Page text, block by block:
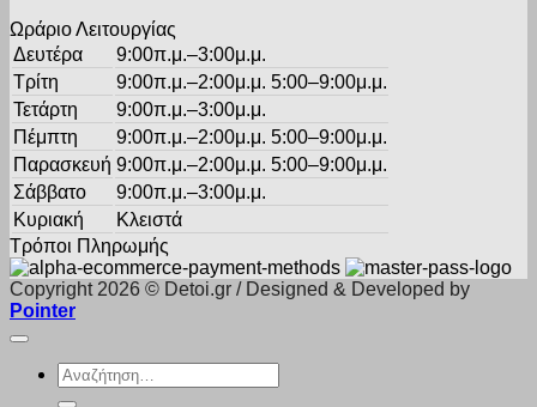
Ωράριο Λειτουργίας
Δευτέρα
9:00π.μ.–3:00μ.μ.
Τρίτη
9:00π.μ.–2:00μ.μ. 5:00–9:00μ.μ.
Τετάρτη
9:00π.μ.–3:00μ.μ.
Πέμπτη
9:00π.μ.–2:00μ.μ. 5:00–9:00μ.μ.
Παρασκευή 9:00π.μ.–2:00μ.μ. 5:00–9:00μ.μ.
Σάββατο
9:00π.μ.–3:00μ.μ.
Κυριακή
Κλειστά
Τρόποι Πληρωμής
Copyright 2026 © Detoi.gr / Designed & Developed by
Pointer
Αναζήτηση
για: